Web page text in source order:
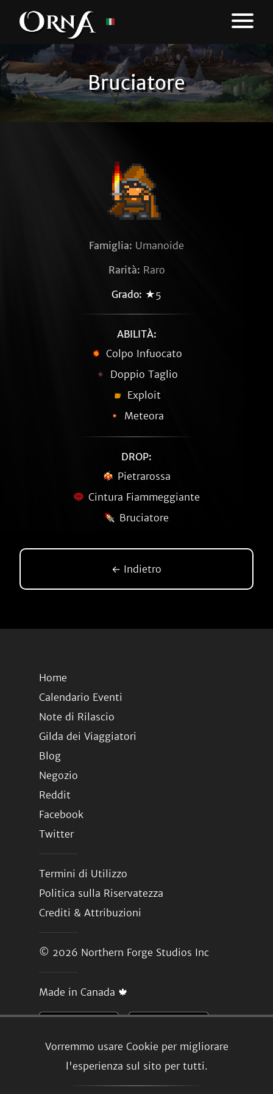
Bruciatore
Vorremmo usare Cookie per migliorare
l'esperienza sul sito per tutti.
Famiglia: Umanoide
Rarità: Raro
Grado: ★5
ABILITÀ:
Colpo Infuocato
Doppio Taglio
Exploit
Meteora
DROP:
Pietrarossa
Cintura Fiammeggiante
Bruciatore
← Indietro
Home
Calendario Eventi
Note di Rilascio
Gilda dei Viaggiatori
Blog
Negozio
Reddit
Facebook
Twitter
Termini di Utilizzo
Politica sulla Riservatezza
Crediti & Attribuzioni
© 2026 Northern Forge Studios Inc
Made in Canada 🍁